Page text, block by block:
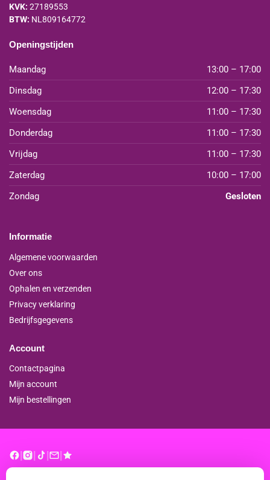
KVK: 27189553
BTW: NL809164772
Openingstijden
Maandag
13:00 – 17:00
Dinsdag
12:00 – 17:30
Woensdag
11:00 – 17:30
Donderdag
11:00 – 17:30
Vrijdag
11:00 – 17:30
Zaterdag
10:00 – 17:00
Zondag
Gesloten
Informatie
Algemene voorwaarden
Over ons
Ophalen en verzenden
Privacy verklaring
Bedrijfsgegevens
Account
Contactpagina
Mijn account
Mijn bestellingen